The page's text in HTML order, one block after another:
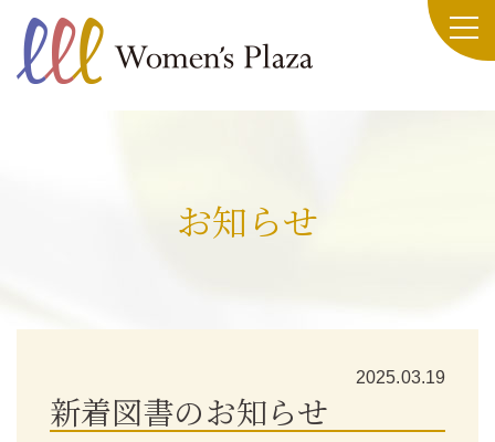
お知らせ
2025.03.19
新着図書のお知らせ